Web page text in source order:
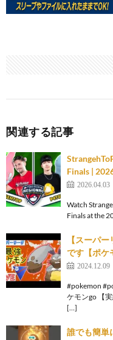
関連する記事
Finals |
2026.04.03
Watch
Finals at the
【スーパ
です【ポケ
2024.12.09
#pokemon
ケモンgo 【
[…]
誰でも簡単